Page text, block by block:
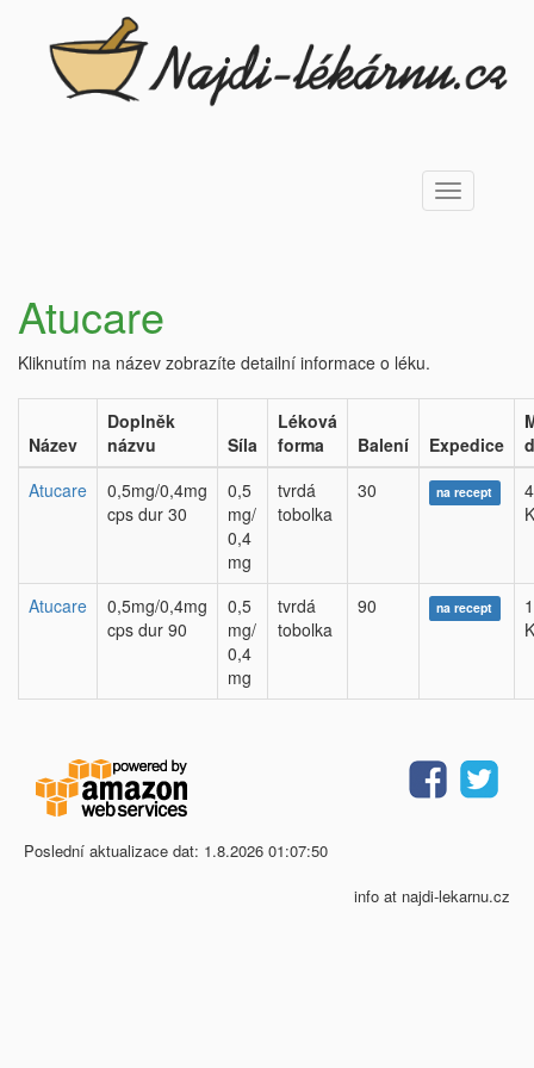
Toggle
navigation
Atucare
Kliknutím na název zobrazíte detailní informace o léku.
Název
Doplněk
názvu
Síla
Léková
forma
Balení Expedice
Atucare
0,5mg/0,4mg
cps dur 30
0,5
mg/
0,4
mg
tvrdá
tobolka
30 na recept
Atucare
0,5mg/0,4mg
cps dur 90
0,5
mg/
0,4
mg
tvrdá
tobolka
90 na recept
Poslední aktualizace dat: 1.8.2026 01:07:50
info at najdi-lekarnu.cz